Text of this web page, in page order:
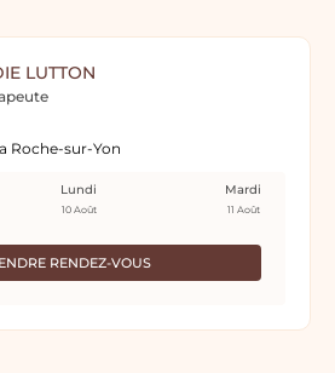
LUTTON
Roche-sur-Yon
RENDEZ-VOUS
Lundi
10 Août
Mardi
11 Août